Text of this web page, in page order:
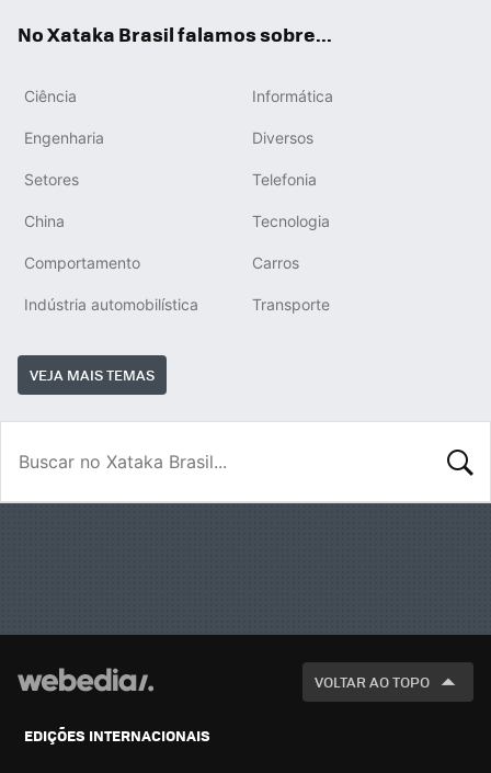
No Xataka Brasil falamos sobre...
Ciência Informática
Engenharia Diversos
Setores Telefonia
China Tecnologia
Comportamento Carros
Indústria automobilística Transporte
VEJA MAIS TEMAS
VOLTAR AO TOPO
EDIÇÕES INTERNACIONAIS